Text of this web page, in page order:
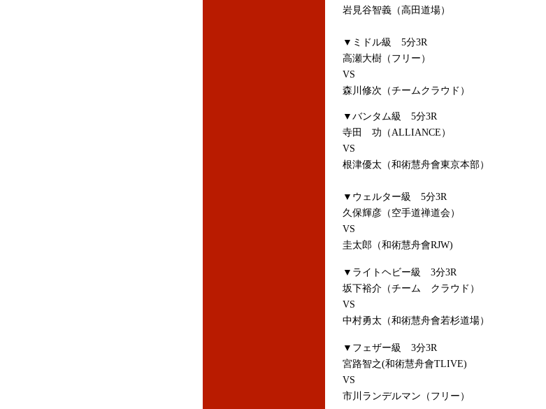
岩見谷智義（高田道場）
▼ミドル級 5分3R
高瀬大樹（フリー）
VS
森川修次（チームクラウド）
▼バンタム級 5分3R
寺田 功（ALLIANCE）
VS
根津優太（和術慧舟會東京本部）
▼ウェルター級 5分3R
久保輝彦（空手道禅道会）
VS
圭太郎（和術慧舟會RJW)
▼ライトヘビー級 3分3R
坂下裕介（チーム クラウド）
VS
中村勇太（和術慧舟會若杉道場）
▼フェザー級 3分3R
宮路智之(和術慧舟會TLIVE)
VS
市川ランデルマン（フリー）